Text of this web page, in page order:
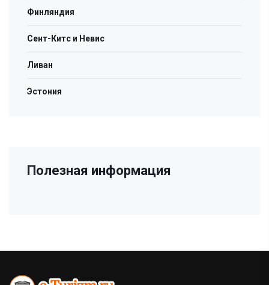
Финляндия
Сент-Китс и Невис
Ливан
Эстония
Полезная информация